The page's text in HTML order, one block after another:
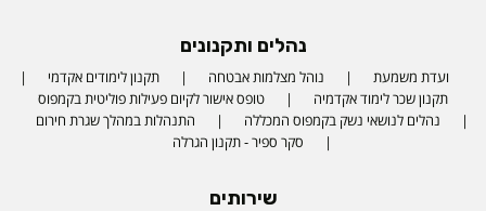
נהלים ותקנונים
ועדת משמעת נוהל מצלמות אבטחה
תקנון לימודים אקדמי
תקנון שכר לימוד אקדמיה
טופס אישור לקיום פעילות פוליטית בקמפוס
נהלים לנושאי נשק בקמפוס המכללה
התנהלות במהלך שגרת חירום
סקר ספיר - תקנון הגרלה
שירותים